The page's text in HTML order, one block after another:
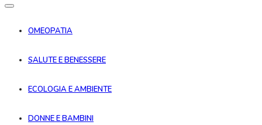
OMEOPATIA
SALUTE E BENESSERE
ECOLOGIA E AMBIENTE
DONNE E BAMBINI